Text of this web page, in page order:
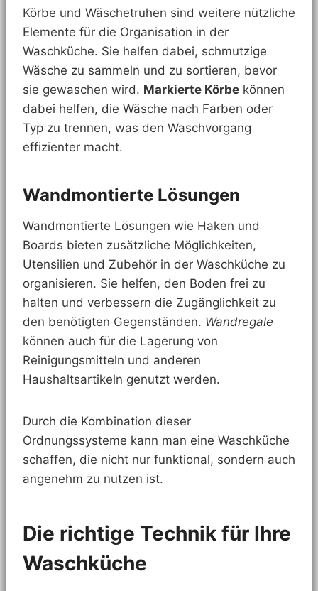
Körbe und Wäschetruhen sind weitere nützliche
Elemente für die Organisation in der
Waschküche. Sie helfen dabei, schmutzige
Wäsche zu sammeln und zu sortieren, bevor
sie gewaschen wird. Markierte Körbe können
dabei helfen, die Wäsche nach Farben oder
Typ zu trennen, was den Waschvorgang
effizienter macht.
Wandmontierte Lösungen
Wandmontierte Lösungen wie Haken und
Boards bieten zusätzliche Möglichkeiten,
Utensilien und Zubehör in der Waschküche zu
organisieren. Sie helfen, den Boden frei zu
halten und verbessern die Zugänglichkeit zu
den benötigten Gegenständen. Wandregale
können auch für die Lagerung von
Reinigungsmitteln und anderen
Haushaltsartikeln genutzt werden.
Durch die Kombination dieser
Ordnungssysteme kann man eine Waschküche
schaffen, die nicht nur funktional, sondern auch
angenehm zu nutzen ist.
Die richtige Technik für Ihre
Waschküche